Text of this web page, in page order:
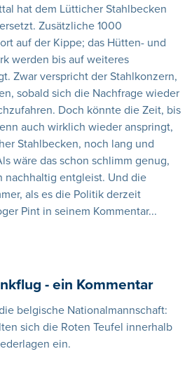
hat dem Lütticher Stahlbecken
Zusätzliche 1000
auf der Kippe; das Hütten- und
werden bis auf weiteres
Zwar verspricht der Stahlkonzern,
sobald sich die Nachfrage wieder
Doch könnte die Zeit, bis
auch wirklich wieder anspringt,
Stahlbecken, noch lang und
wäre das schon schlimm genug,
nachhaltig entgleist. Und die
als es die Politik derzeit
Pint in seinem Kommentar...
- ein Kommentar
belgische Nationalmannschaft:
sich die Roten Teufel innerhalb
ein.